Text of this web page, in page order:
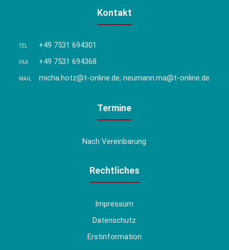
Kontakt
TEL +49 7531 694301
FAX +49 7531 694368
MAIL micha.hotz@t-online.de; neumann.ma@t-online.de
Termine
Nach Vereinbarung
Rechtliches
Impressum
Datenschutz
Erstinformation